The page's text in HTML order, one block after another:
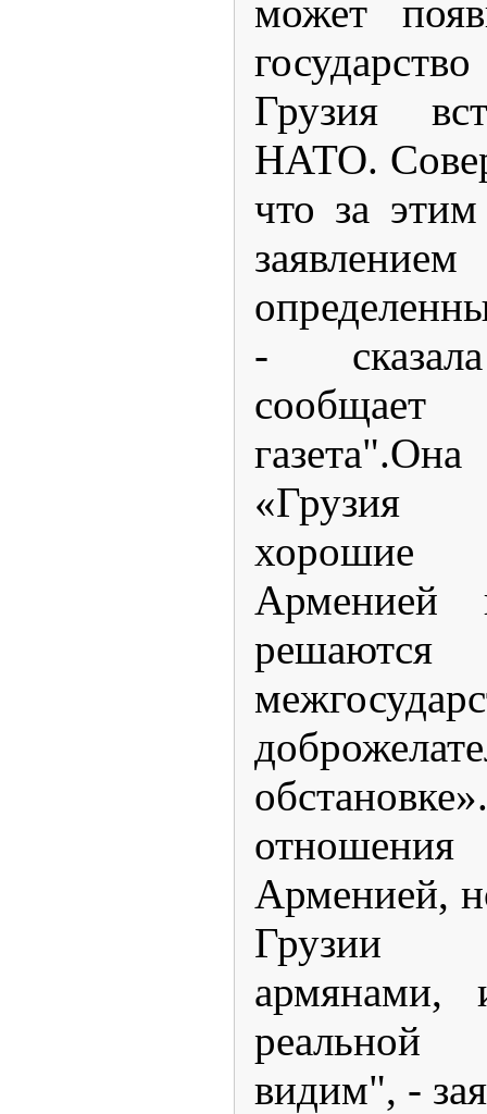
может
Грузия
НАТО.
что за
-
«Грузия
хорошие
Арменией
Арменией,
Грузии
видим", -